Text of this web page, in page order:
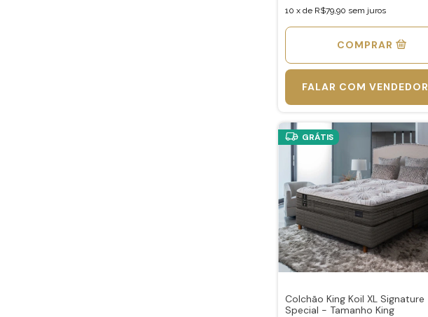
10 x de R$79,90 sem juros
COMPRAR
FALAR COM VENDEDOR
GRÁTIS
Colchão King Koil XL Signature
Special - Tamanho King